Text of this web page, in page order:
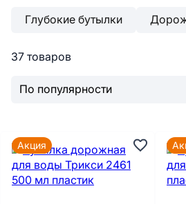
Глубокие бутылки
37 товаров
Акция